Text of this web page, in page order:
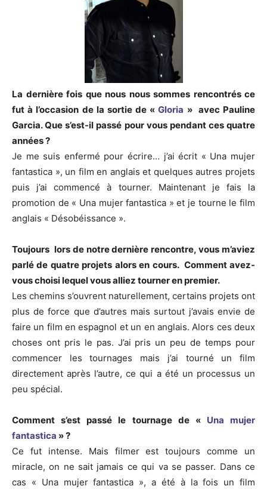
La dernière fois que nous nous sommes rencontrés ce
fut à l’occasion de la sortie de «Gloria » avec Pauline
Garcia. Que s’est-il passé pour vous pendant ces quatre
années ?
Je me suis enfermé pour écrire… j’ai écrit « Una mujer
fantastica », un film en anglais et quelques autres projets
puis j’ai commencé à tourner. Maintenant je fais la
promotion de « Una mujer fantastica » et je tourne le film
anglais « Désobéissance ».
Toujours lors de notre dernière rencontre, vous m’aviez
parlé de quatre projets alors en cours. Comment avez-
vous choisi lequel vous alliez tourner en premier.
Les chemins s’ouvrent naturellement, certains projets ont
plus de force que d’autres mais surtout j’avais envie de
faire un film en espagnol et un en anglais. Alors ces deux
choses ont pris le pas. J’ai pris un peu de temps pour
commencer les tournages mais j’ai tourné un film
directement après l’autre, ce qui a été un processus un
peu spécial.
Comment s’est passé le tournage de « Una mujer
fantastica » ?
Ce fut intense. Mais filmer est toujours comme un
miracle, on ne sait jamais ce qui va se passer. Dans ce
cas « Una mujer fantastica », a été à la fois un film